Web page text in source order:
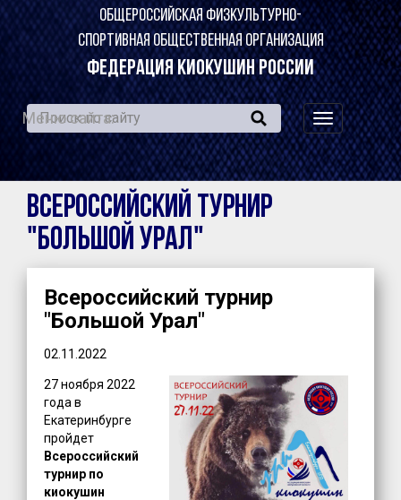
ОБЩЕРОССИЙСКАЯ ФИЗКУЛЬТУРНО-
СПОРТИВНАЯ ОБЩЕСТВЕННАЯ ОРГАНИЗАЦИЯ
ФЕДЕРАЦИЯ КИОКУШИН РОССИИ
навигация
по
сайту
Меню сайта:
Всероссийский турнир
"Большой Урал"
Всероссийский турнир
"Большой Урал"
02.11.2022
27 ноября 2022
года в
Екатеринбурге
пройдет
Всероссийский
турнир по
киокушин